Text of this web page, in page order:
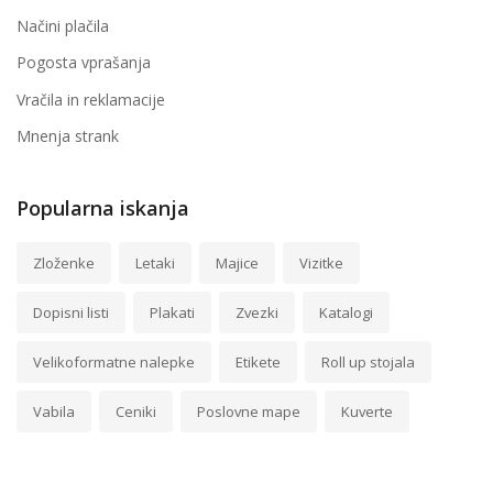
Načini plačila
Pogosta vprašanja
Vračila in reklamacije
Mnenja strank
Popularna iskanja
Zloženke Letaki Majice Vizitke
Dopisni listi Plakati Zvezki Katalogi
Velikoformatne nalepke Etikete Roll up stojala
Vabila Ceniki Poslovne mape Kuverte